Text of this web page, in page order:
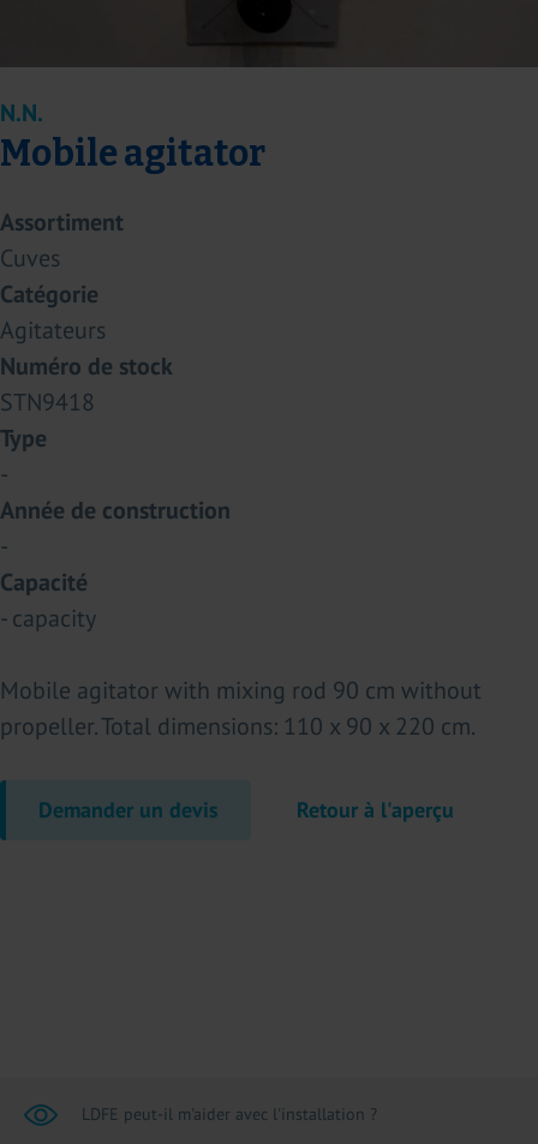
N.N.
Mobile agitator
Assortiment
Cuves
Catégorie
Agitateurs
Numéro de stock
STN9418
Type
-
Année de construction
-
Capacité
- capacity
Mobile agitator with mixing rod 90 cm without
propeller. Total dimensions: 110 x 90 x 220 cm.
Demander un devis Retour à l'aperçu
LDFE peut-il m'aider avec l'installation ?